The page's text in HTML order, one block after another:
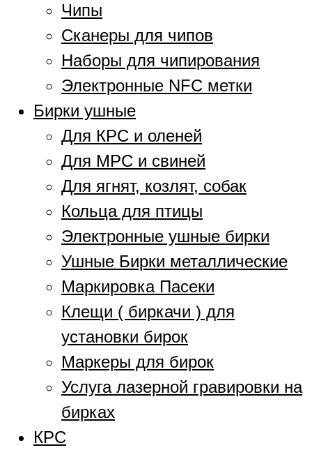
Чипы
Сканеры для чипов
Наборы для чипирования
Электронные NFC метки
Бирки ушные
Для КРС и оленей
Для МРС и свиней
Для ягнят, козлят, собак
Кольца для птицы
Электронные ушные бирки
Ушные Бирки металлические
Маркировка Пасеки
Клещи ( биркачи ) для
установки бирок
Маркеры для бирок
Услуга лазерной гравировки на
бирках
КРС